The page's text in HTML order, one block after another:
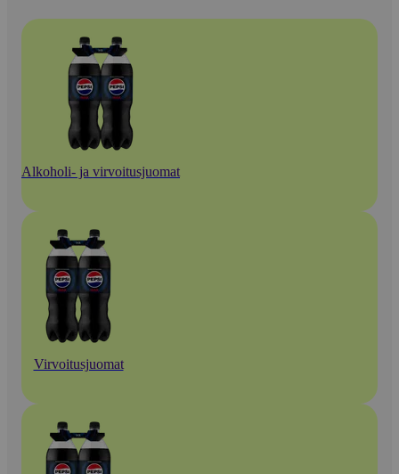
Alkoholi- ja virvoitusjuomat
Virvoitusjuomat